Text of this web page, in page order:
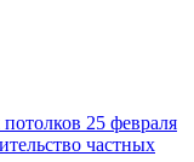
25 февраля
частных